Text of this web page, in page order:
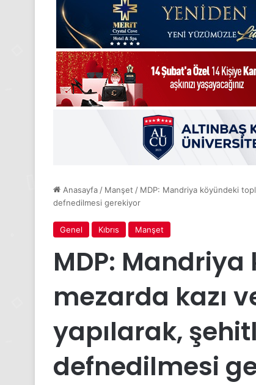
Anasayfa / Manşet / MDP: Mandriya köyündeki
defnedilmesi gerekiyor
Genel Kıbrıs Manşet
MDP:
mezarda kazı
yapılarak,
defnedilmesi